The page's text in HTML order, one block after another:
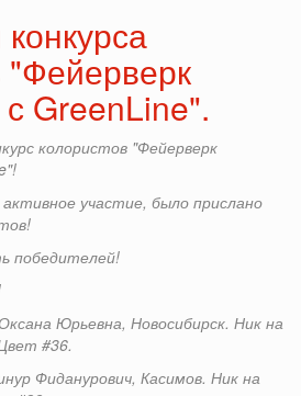
"Фейерверк
GreenLine".
колористов "Фейерверк
участие, было прислано
победителей!
Юрьевна, Новосибирск. Ник на
#36.
Фиданурович, Касимов. Ник на